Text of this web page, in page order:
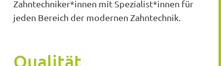
Zahntechniker*innen mit Spezialist*innen für
jeden Bereich der modernen Zahntechnik.
Qualität